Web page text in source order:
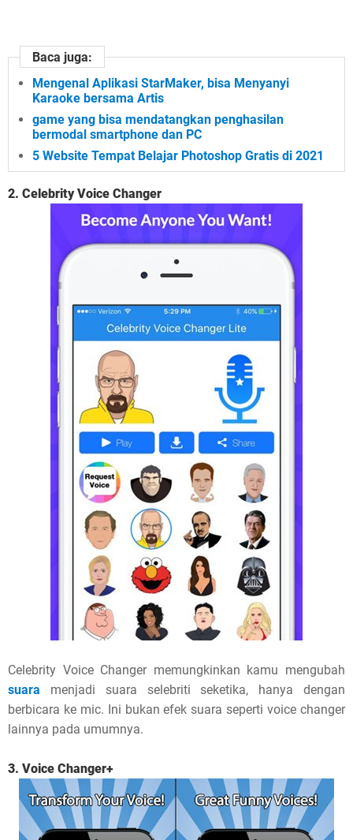
Baca juga:
Mengenal Aplikasi StarMaker, bisa Menyanyi
Karaoke bersama Artis
game yang bisa mendatangkan penghasilan
bermodal smartphone dan PC
5 Website Tempat Belajar Photoshop Gratis di 2021
2. Celebrity Voice Changer
Celebrity Voice Changer memungkinkan kamu mengubah
suara menjadi suara selebriti seketika, hanya dengan
berbicara ke mic. Ini bukan efek suara seperti voice changer
lainnya pada umumnya.
3. Voice Changer+